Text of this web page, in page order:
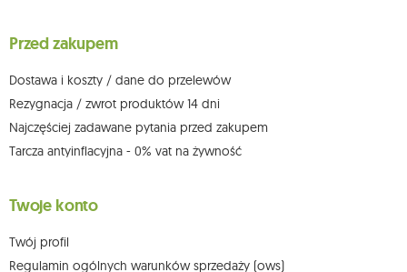
którego dokonano na podstawie zgody przed jej cofnięciem. W tym celu
możesz kontaktować się z działem obsługi klienta Mouton Interactive pod
Więcej informacji: www.mouton.pl/ODO
Przed zakupem
Dostawa i koszty / dane do przelewów
Rezygnacja / zwrot produktów 14 dni
Najczęściej zadawane pytania przed zakupem
Tarcza antyinflacyjna - 0% vat na żywność
Twoje konto
Twój profil
Regulamin ogólnych warunków sprzedaży (ows)